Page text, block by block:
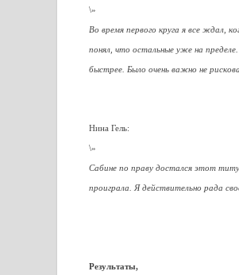
\»
Во время первого круга я все ждал,
понял, что остальные уже на
быстрее. Было очень важно не
Нина Гель:
\»
Сабине по праву достался этот
проиграла. Я действительно рада
Результаты,